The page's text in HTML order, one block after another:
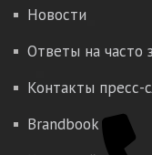
Новости
Ответы на часто
Контакты пресс-
Brandbook